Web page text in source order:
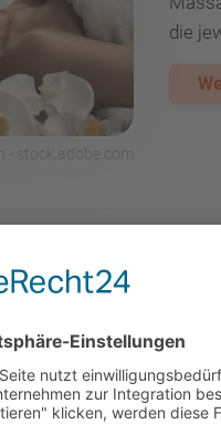
die
Wirkung &